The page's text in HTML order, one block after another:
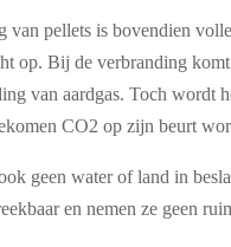
van pellets is bovendien
op. Bij de verbranding
van aardgas. Toch wordt
CO2 op zijn beurt
geen water of land in
en nemen ze geen